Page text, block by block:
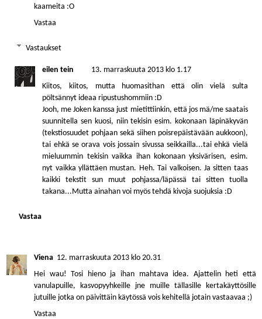
kaameita :O
Vastaa
Vastaukset
eilen tein
13. marraskuuta 2013 klo 1.17
Kiitos, kiitos, mutta huomasithan että olin vielä sulta
pöltsännyt ideaa ripustushommiin :D
Jooh, me Joken kanssa just mietittiinkin, että jos mä/me saatais
suunnitella sen kuosi, niin tekisin esim. kokonaan läpinäkyvän
(tekstiosuudet pohjaan sekä siihen poisrepäistävään aukkoon),
tai ehkä se orava vois jossain sivussa seikkailla...tai ehkä vielä
mieluummin tekisin vaikka ihan kokonaan yksivärisen, esim.
nyt vaikka yllättäen mustan. Heh. Tai valkoisen. Ja sitten taas
kaikki tekstit sun muut pohjassa/läpässä tai sitten tuolla
takana...Mutta ainahan voi myös tehdä kivoja suojuksia :D
Vastaa
Viena 12. marraskuuta 2013 klo 20.31
Hei wau! Tosi hieno ja ihan mahtava idea. Ajattelin heti että
vanulapuille, kasvopyyhkeille jne muille tällasille kertakäyttösille
jutuille jotka on päivittäin käytössä vois kehitellä jotain vastaavaa ;)
Vastaa